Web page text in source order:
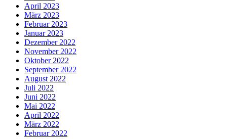
April 2023
März 2023
Februar 2023
Januar 2023
Dezember 2022
November 2022
Oktober 2022
September 2022
August 2022
Juli 2022
Juni 2022
Mai 2022
April 2022
März 2022
Februar 2022